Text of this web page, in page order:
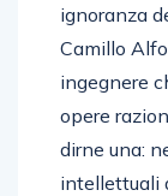
ignoranza
Camillo
ingegnere
opere
dirne una:
intellettuali